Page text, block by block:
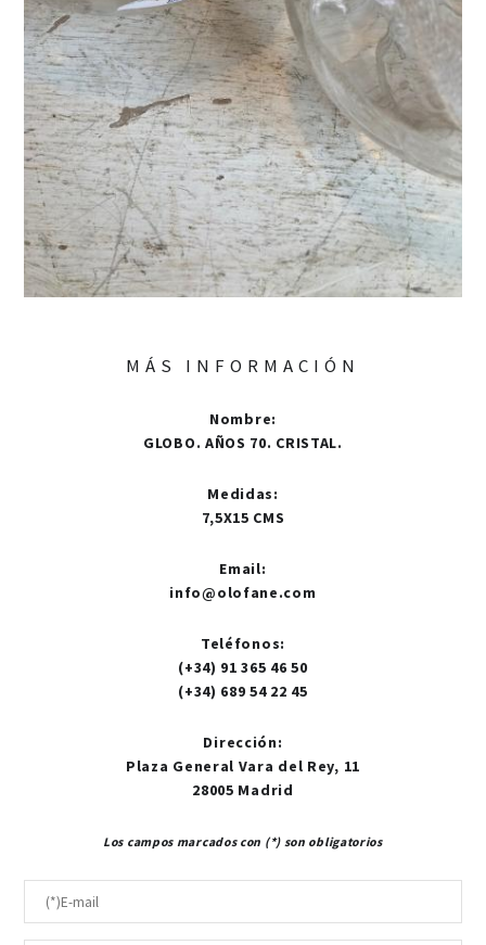
MÁS INFORMACIÓN
Nombre:
GLOBO. AÑOS 70. CRISTAL.
Medidas:
7,5X15 CMS
Email:
info@olofane.com
Teléfonos:
(+34) 91 365 46 50
(+34) 689 54 22 45
Dirección:
Plaza General Vara del Rey, 11
28005 Madrid
Los campos marcados con (*) son obligatorios